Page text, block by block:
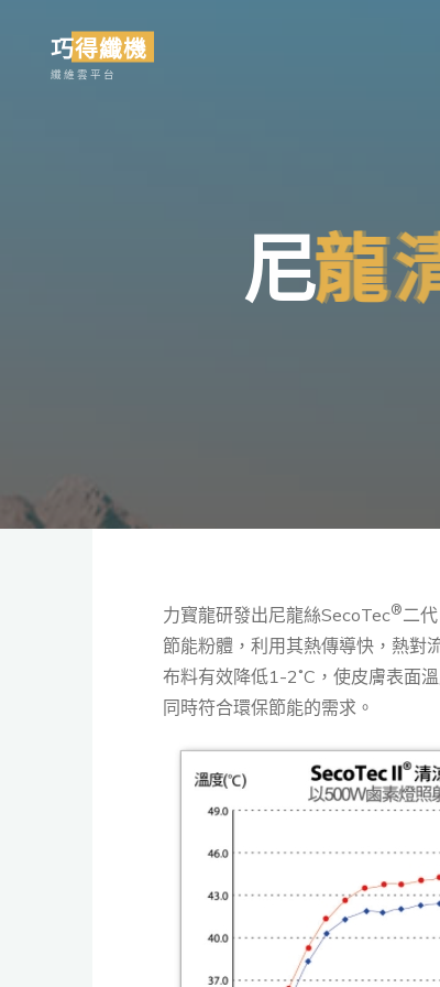
content
巧得纖機
纖維雲平台
尼龍
龍
力寳龍研發出尼龍絲SecoTec®二
節能粉體，利用其熱傳導快，熱對
布料有效降低1-2˚C，使皮膚表面
同時符合環保節能的需求。